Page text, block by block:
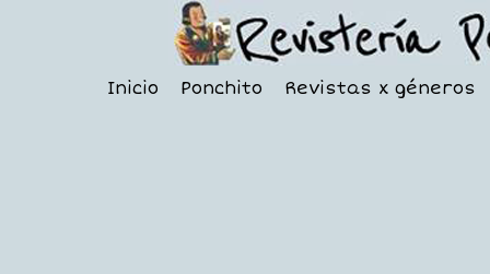
Inicio Ponchito Revistas x géneros